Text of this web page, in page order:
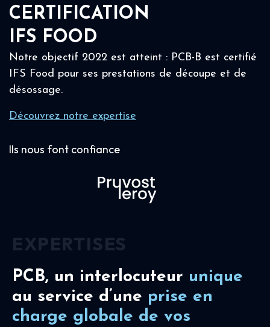
CERTIFICATION
IFS FOOD
Notre objectif 2022 est atteint : PCB-B est certifié
IFS Food pour ses prestations de découpe et de
désossage.
Découvrez notre expertise
Ils nous font confiance
PCB, un interlocuteur unique
au service d’une prise en
charge globale de vos
EXPERTISES